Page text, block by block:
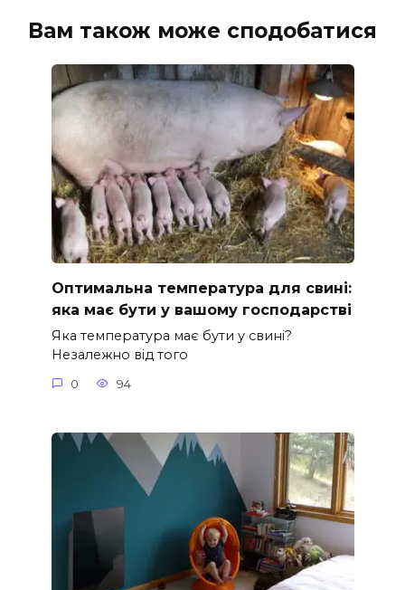
Вам також може сподобатися
Оптимальна температура для свині:
яка має бути у вашому господарстві
Яка температура має бути у свині?
Незалежно від того
0 94